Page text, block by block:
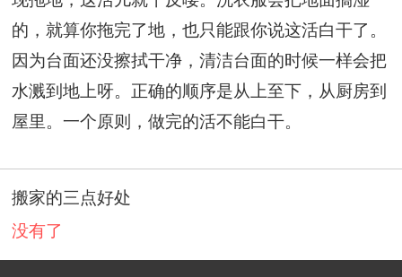
的，就算你拖完了地，也只能跟你说这活白干了。
因为台面还没擦拭干净，清洁台面的时候一样会把
水溅到地上呀。正确的顺序是从上至下，从厨房到
屋里。一个原则，做完的活不能白干。
搬家的三点好处
没有了